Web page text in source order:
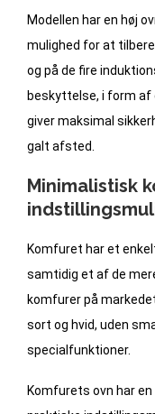
Modellen har en høj
mulighed for at
og på de fire
beskyttelse, i form
giver maksimal
galt afsted.
Minimalistisk
Komfuret har et
samtidig et af de
komfurer på
sort og hvid, uden
specialfunktioner.
Komfurets ovn har